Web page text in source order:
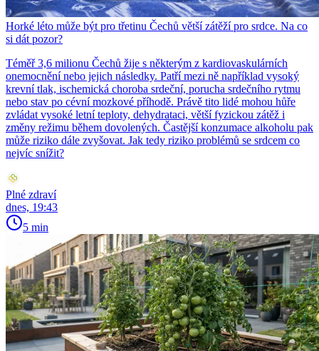
Horké léto může být pro třetinu Čechů větší zátěží pro srdce. Na co
si dát pozor?
Téměř 3,6 milionu Čechů žije s některým z kardiovaskulárních
onemocnění nebo jejich následky. Patří mezi ně například vysoký
krevní tlak, ischemická choroba srdeční, porucha srdečního rytmu
nebo stav po cévní mozkové příhodě. Právě tito lidé mohou hůře
zvládat vysoké letní teploty, dehydrataci, větší fyzickou zátěž i
změny režimu během dovolených. Častější konzumace alkoholu pak
může riziko dále zvyšovat. Jak tedy riziko problémů se srdcem co
nejvíc snížit?
Plné zdraví
dnes, 19:43
5 min